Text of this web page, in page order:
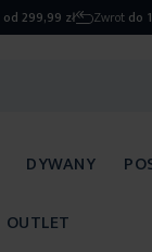
od 299,99 zł Zwrot do
DYWANY
OUTLET